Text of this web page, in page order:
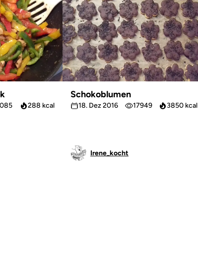
288 kcal
Schokoblumen
18. Dez 2016 17949 3850 kcal
Irene_kocht